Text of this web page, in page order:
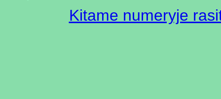
Kitame numeryje